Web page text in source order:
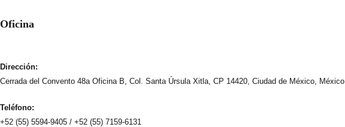
Oficina
Dirección:
Cerrada del Convento 48a Oficina B, Col. Santa Úrsula Xitla, CP 14420, Ciudad de México, México.
Teléfono:
+52 (55) 5594-9405 / +52 (55) 7159-6131